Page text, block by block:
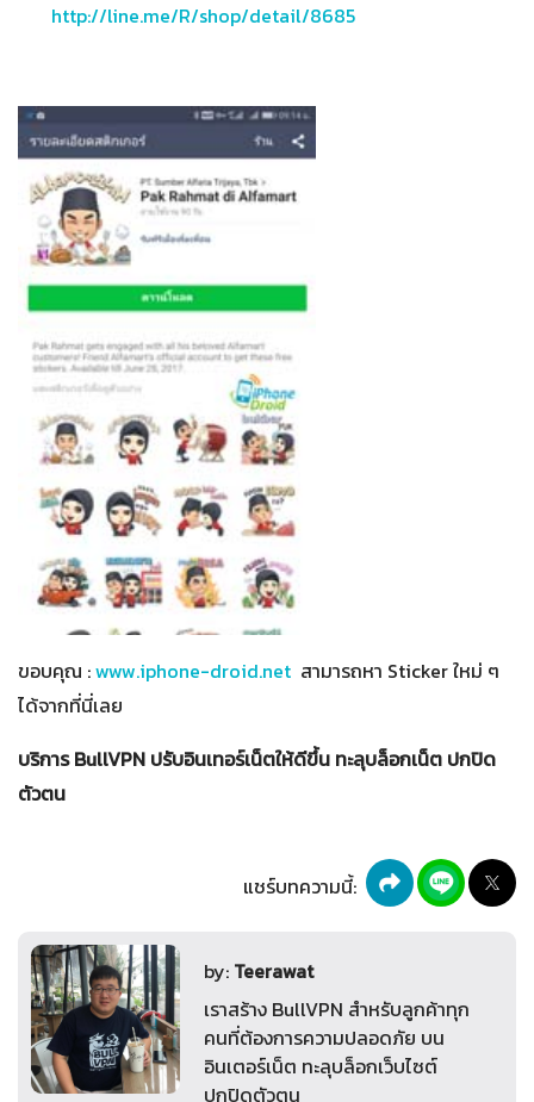
http://line.me/R/shop/detail/8685
ขอบคุณ :www.iphone-droid.net สามารถหา Sticker ใหม่ ๆ
ได้จากที่นี่เลย
บริการ BullVPN ปรับอินเทอร์เน็ตให้ดีขึ้น ทะลุบล็อกเน็ต ปกปิด
ตัวตน
แชร์บทความนี้:
by: Teerawat
เราสร้าง BullVPN สำหรับลูกค้าทุก
คนที่ต้องการความปลอดภัย บน
อินเตอร์เน็ต ทะลุบล็อกเว็บไซต์
ปกปิดตัวตน